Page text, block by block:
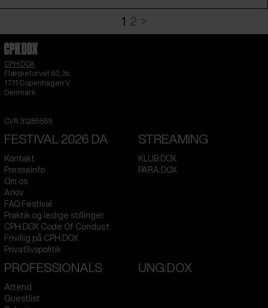
1 2 >
CPH:DOX
Flæsketorvet 60, 3s
1711 Copenhagen V
Denmark
CVR 31285569
FESTIVAL 2026 DA
Kontakt
Presseinfo
Om os
Arkiv
FAQ Festival
Praktik og ledige stillinger
CPH:DOX Code Of Conduct
Frivillig på CPH:DOX
Privatlivspolitik
STREAMING
KLUB:DOX
PARA:DOX
PROFESSIONALS
Attend
Guestlist
UNG:DOX